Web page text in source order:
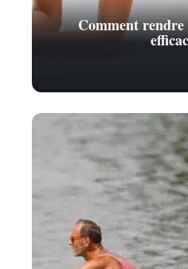
Comment rendre